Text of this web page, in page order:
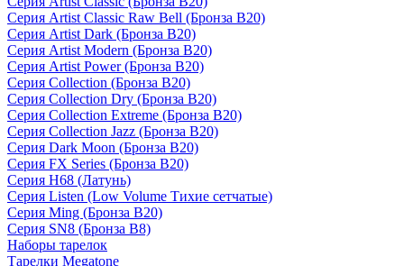
Серия Artist Classic Raw Bell (Бронза B20)
Серия Artist Dark (Бронза B20)
Серия Artist Modern (Бронза B20)
Серия Artist Power (Бронза B20)
Серия Collection (Бронза B20)
Серия Collection Dry (Бронза B20)
Серия Collection Extreme (Бронза B20)
Серия Collection Jazz (Бронза B20)
Серия Dark Moon (Бронза B20)
Серия FX Series (Бронза B20)
Серия H68 (Латунь)
Серия Listen (Low Volume Тихие сетчатые)
Серия Ming (Бронза B20)
Серия SN8 (Бронза B8)
Наборы тарелок
Тарелки Megatone